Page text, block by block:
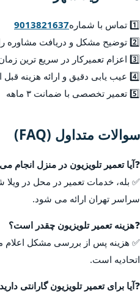
1️⃣ تماس با شماره
9013821637
2️⃣ توضیح مشکل و دریافت مشاوره رایگان
3️⃣ اعزام تعمیرکار در سریع ترین زمان
4️⃣ عیب یابی دقیق و ارائه هزینه قبل از تعمیر
5️⃣ تعمیر تخصصی با ضمانت ۳ ماهه
سوالات متداول (FAQ)
❓آیا تعمیر تلویزیون در منزل انجام
✅ بله، خدمات تعمیر در محل در
سراسر تهران ارائه می شود.
❓هزینه تعمیر تلویزیون چقدر است؟
✅ هزینه پس از بررسی مشکل
اتحادیه است.
❓آیا برای تعمیر تلویزیون گارانتی